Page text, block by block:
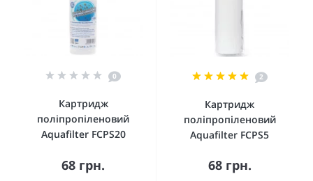
0
Картридж
поліпропіленовий
Aquafilter FCPS20
68 грн.
2
Картридж
поліпропіленовий
Aquafilter FCPS5
68 грн.